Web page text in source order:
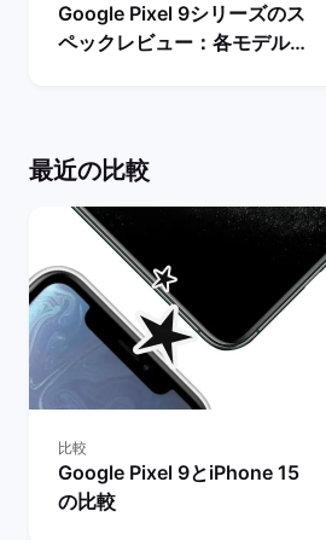
Google Pixel 9シリーズのス
ペックレビュー：各モデルの
最近の比較
比較
Google Pixel 9とiPhone 15
の比較